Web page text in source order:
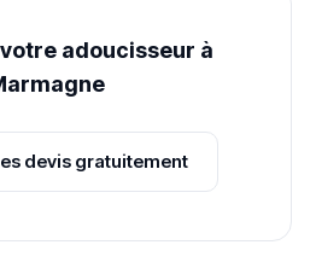
adoucisseur à
devis gratuitement